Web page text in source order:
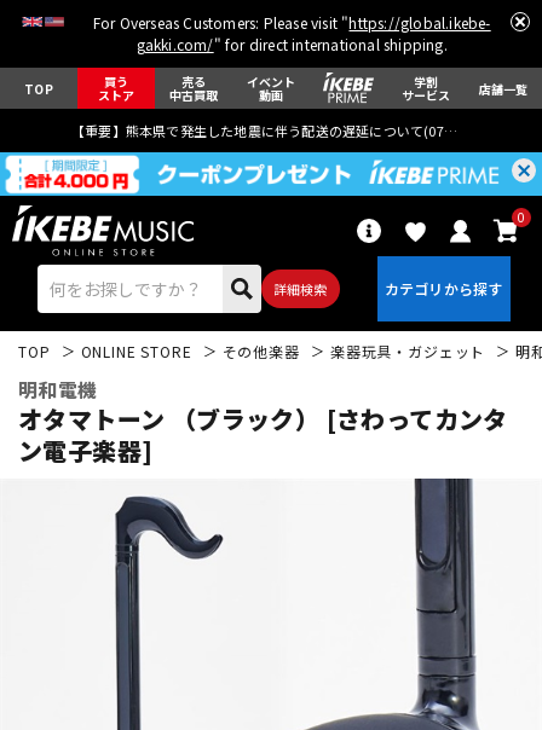
For Overseas Customers: Please visit "https://global.ikebe-
gakki.com/" for direct international shipping.
TOP 買う
ストア
売る
中古買取
イベント
動画
学割
サービス 店舗一覧
【重要】熊本県で発生した地震に伴う配送の遅延について(07月29日
詳細検索
0
アコギ/エレアコ
ベース
ドラム パーカッション
TOP ONLINE STORE その他楽器 楽器玩具・ガジェット 明
明和電機
オタマトーン （ブラック） [さわってカンタ
ン電子楽器]